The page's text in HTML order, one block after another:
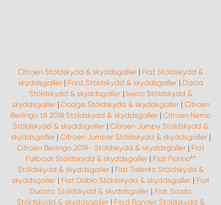
Citroen Stöldskydd & skyddsgaller | Fiat Stöldskydd &
skyddsgaller| Ford Stöldskydd & skyddsgaller| Dacia
Stöldskydd & skyddsgaller| Iveco Stöldskydd &
skyddsgaller| Dodge Stöldskydd & skyddsgaller| Citroen
Berlingo till 2018 Stöldskydd & skyddsgaller | Citroen Nemo
Stöldskydd & skyddsgaller | Citroen Jumpy Stöldskydd &
skyddsgaller| Citroen Jumper Stöldskydd & skyddsgaller|
Citroen Berlingo 2019- Stöldskydd & skyddsgaller| Fiat
Fullback Stöldskydd & skyddsgaller| Fiat Fiorino**
Stöldskydd & skyddsgaller| Fiat Talento Stöldskydd &
skyddsgaller| Fiat Doblo Stöldskydd & skyddsgaller| Fiat
Ducato Stöldskydd & skyddsgaller | Fiat Scudo
Stöldskydd & skyddsgaller| Ford Ranger Stöldskydd &
WORK SYSTEM STOCKHOLM NORR
WORK SYSTEM STOCKHOLM SYD
WORK SYSTEM SUNDSVALL
WORK SYSTEM TRESTAD
WORK SYSTEM UMEÅ